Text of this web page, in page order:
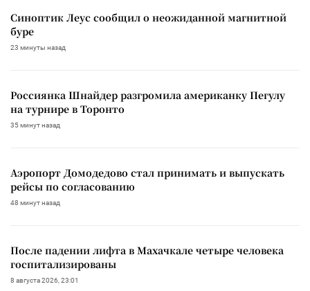
Синоптик Леус сообщил о неожиданной магнитной
буре
23 минуты назад
Россиянка Шнайдер разгромила американку Пегулу
на турнире в Торонто
35 минут назад
Аэропорт Домодедово стал принимать и выпускать
рейсы по согласованию
48 минут назад
После падении лифта в Махачкале четыре человека
госпитализированы
8 августа 2026, 23:01